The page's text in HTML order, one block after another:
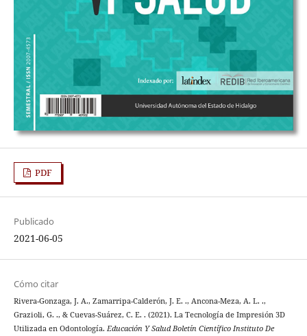
PDF
Publicado
2021-06-05
Cómo citar
Rivera-Gonzaga, J. A., Zamarripa-Calderón, J. E. ., Ancona-Meza, A. L. .,
Grazioli, G. ., & Cuevas-Suárez, C. E. . (2021). La Tecnología de Impresión 3D
Utilizada en Odontología. Educación Y Salud Boletín Científico Instituto De